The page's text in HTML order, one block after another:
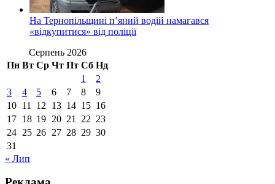
На Тернопільщині п’яний водій намагався
«відкупитися» від поліції
Серпень 2026
Пн Вт Ср Чт Пт Сб Нд
1
2
3
4 5 6 7 8
9
10 11 12 13 14 15 16
17 18 19 20 21 22 23
24 25 26 27 28 29 30
31
« Лип